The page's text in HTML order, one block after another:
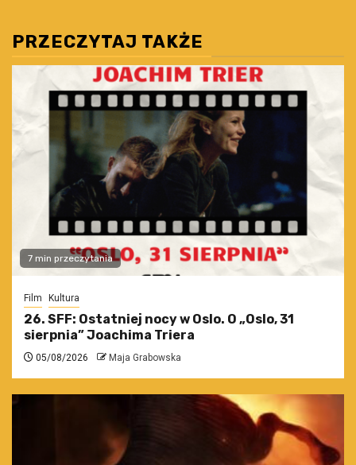
PRZECZYTAJ TAKŻE
7 min przeczytania
Film Kultura
26. SFF: Ostatniej nocy w Oslo. O „Oslo, 31
sierpnia” Joachima Triera
05/08/2026 Maja Grabowska